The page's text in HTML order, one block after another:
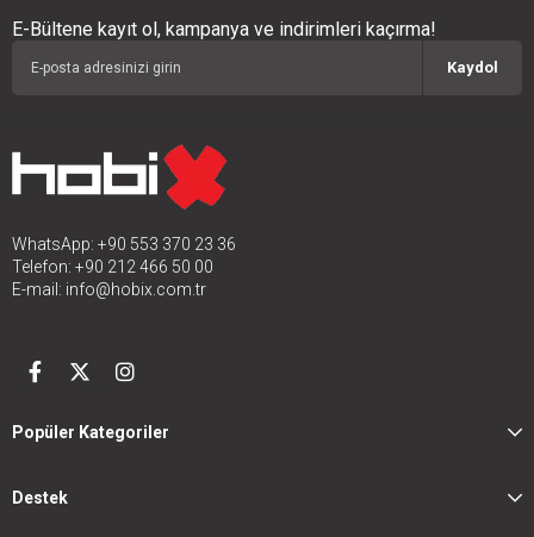
E-Bültene kayıt ol, kampanya ve indirimleri kaçırma!
Kaydol
WhatsApp: +90 553 370 23 36
Telefon: +90 212 466 50 00
E-mail: info@hobix.com.tr
Popüler Kategoriler
Destek